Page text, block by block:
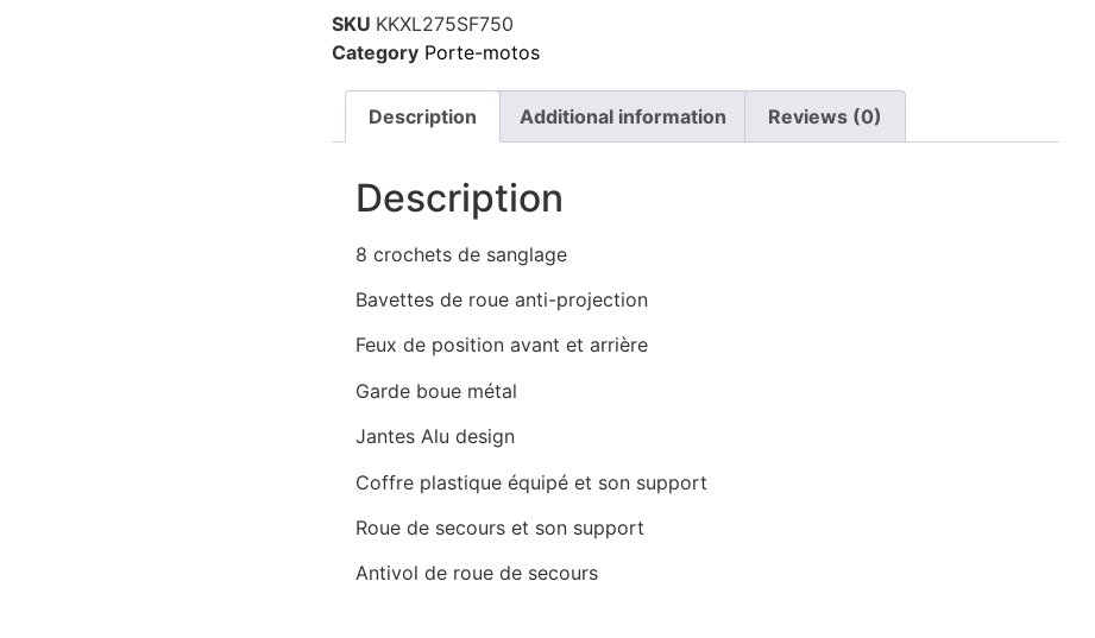
SKU KKXL275SF750
Category Porte-motos
Description Additional information Reviews (0)
Description
8 crochets de sanglage
Bavettes de roue anti-projection
Feux de position avant et arrière
Garde boue métal
Jantes Alu design
Coffre plastique équipé et son support
Roue de secours et son support
Antivol de roue de secours